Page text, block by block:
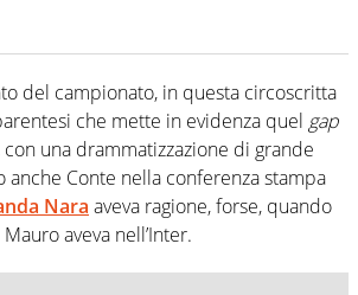
del campionato, in questa circoscritta
che mette in evidenza quel gap
con una drammatizzazione di grande
anche Conte nella conferenza stampa
Nara aveva ragione, forse, quando
aveva nell’Inter.